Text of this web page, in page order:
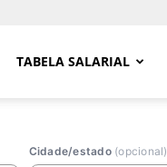
TABELA SALARIAL
Cidade/estado (opcional)